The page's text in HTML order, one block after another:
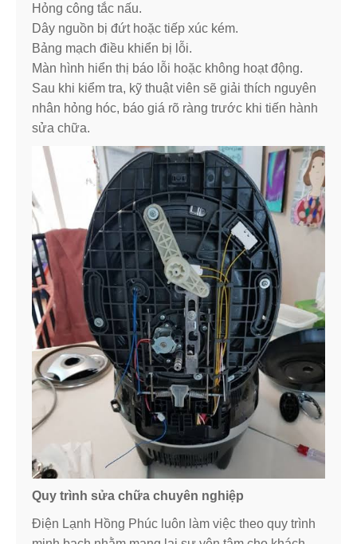
Hỏng công tắc nấu.
Dây nguồn bị đứt hoặc tiếp xúc kém.
Bảng mạch điều khiển bị lỗi.
Màn hình hiển thị báo lỗi hoặc không hoạt động.
Sau khi kiểm tra, kỹ thuật viên sẽ giải thích nguyên
nhân hỏng hóc, báo giá rõ ràng trước khi tiến hành
sửa chữa.
Quy trình sửa chữa chuyên nghiệp
Điện Lạnh Hồng Phúc luôn làm việc theo quy trình